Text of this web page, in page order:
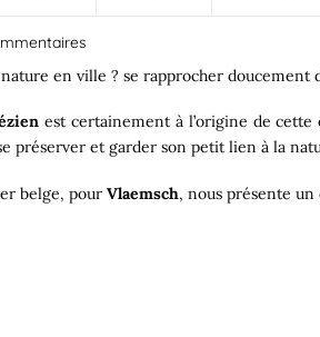
en ville ? se rapprocher doucement
est certainement à l’origine de
préserver et garder son petit lien à la
belge, pour Vlaemsch, nous présente